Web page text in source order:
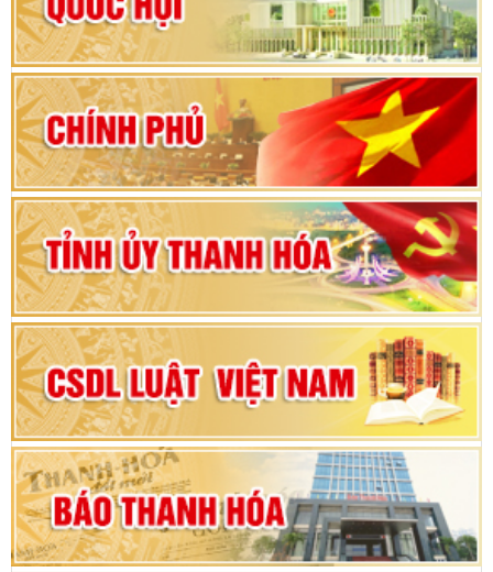
Hướng dẫn quy trình bỏ phiếu bầu cử ĐBQH
khoá XVI và đại biểu HĐND các cấp nhiệm kỳ
2026-2031
80 năm Quốc hội Việt Nam: vì lợi ích Nhân dân,
vì sự phát triển của đất nước
Bộ Chính trị duyệt nội dung Đại hội đại biểu
Đảng bộ tỉnh Thanh Hóa lần thứ XX, nhiệm kỳ
2025 - 2030
Đại hội đại biểu Đảng bộ xã Yên Thọ lần thứ I,
nhiệm kỳ 2025 – 2030
Đại hội Đảng bộ xã Yên Ninh lần thứ nhất,
nhiệm kỳ 2025 - 2030
Khai mạc Kỳ họp bất thường lần thứ 9, Quốc
hội khóa XV
Phiên thảo luận Kỳ họp thứ 24, HĐND tỉnh
Thanh Hóa khóa XVIII, nhiệm kỳ 2021 - 2026